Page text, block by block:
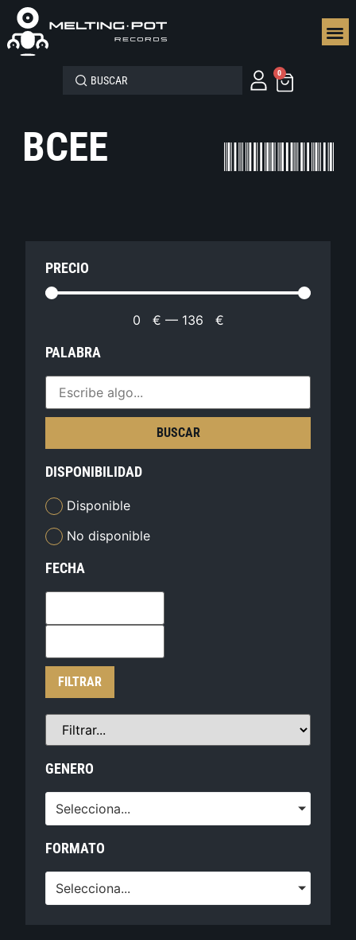
0
BCEE
PRECIO
0 € — 136 €
PALABRA
BUSCAR
DISPONIBILIDAD
Disponible
No disponible
FECHA
FILTRAR
GENERO
Selecciona...
FORMATO
Selecciona...